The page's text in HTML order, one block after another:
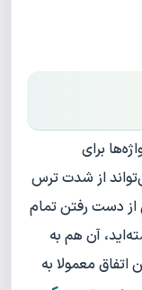
برای
از شدت ترس
از دست رفتن تمام
آن هم به
اتفاق معمولا به